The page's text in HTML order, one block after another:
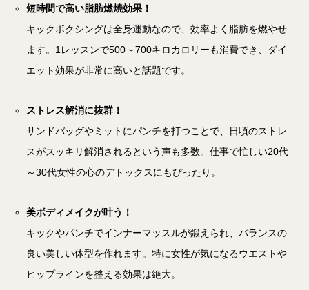
短時間で高い脂肪燃焼効果！
キックボクシングは全身運動なので、効率よく脂肪を燃やせ
ます。1レッスンで500～700キロカロリーも消費でき、ダイ
エット効果が非常に高いと話題です。
ストレス解消に抜群！
サンドバッグやミットにパンチを打つことで、日頃のストレ
スがスッキリ解消されるという声も多数。仕事で忙しい20代
～30代女性の心のデトックスにもぴったり。
美ボディメイクが叶う！
キックやパンチでインナーマッスルが鍛えられ、バランスの
良い美しい体型を作れます。特に女性が気になるウエストや
ヒップラインを整える効果は絶大。